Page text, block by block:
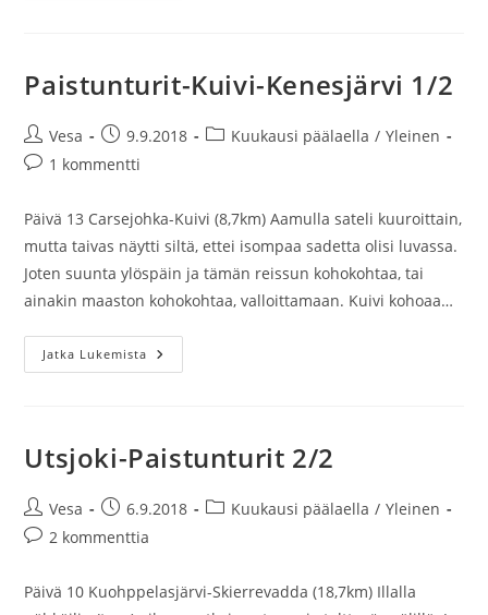
Paistunturit-Kuivi-Kenesjärvi 1/2
Artikkelin
kirjoittaja:
Vesa
Artikkeli
julkaistu:
9.9.2018
Artikkelin
Kuukausi päälaella / Yleinen
Artikkelin
1 kommentti
Päivä 13 Carsejohka-Kuivi (8,7km) Aamulla sateli kuuroittain,
mutta taivas näytti siltä, ettei isompaa sadetta olisi luvassa.
Joten suunta ylöspäin ja tämän reissun kohokohtaa, tai
ainakin maaston kohokohtaa, valloittamaan. Kuivi kohoaa…
Jatka Lukemista Paistunturit-
Kuivi-
Utsjoki-Paistunturit 2/2
Artikkelin
kirjoittaja:
Vesa
Artikkeli
julkaistu:
6.9.2018
Artikkelin
Kuukausi päälaella / Yleinen
Artikkelin
2 kommenttia
Päivä 10 Kuohppelasjärvi-Skierrevadda (18,7km) Illalla